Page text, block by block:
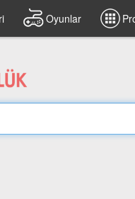
Oyunlar